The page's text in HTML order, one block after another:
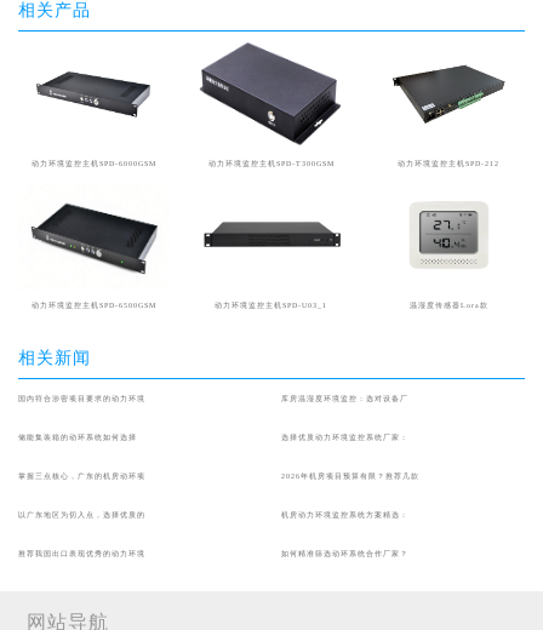
相关产品
动力环境监控主机SPD-6000GSM 动力环境监控主机SPD-T300GSM 动力环境监控主机SPD-212
动力环境监控主机SPD-6500GSM 动力环境监控主机SPD-U03_1 温湿度传感器Lora款
相关新闻
国内符合涉密项目要求的动力环境 库房温湿度环境监控：选对设备厂
储能集装箱的动环系统如何选择 选择优质动力环境监控系统厂家：
掌握三点核心，广东的机房动环项 2026年机房项目预算有限？推荐几款
以广东地区为切入点，选择优质的 机房动力环境监控系统方案精选：
推荐我国出口表现优秀的动力环境 如何精准筛选动环系统合作厂家？
网站导航